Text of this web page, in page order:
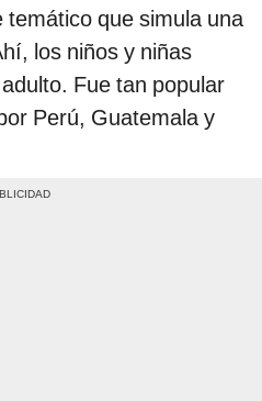
temático que simula una
los niños y niñas
Fue tan popular
Perú, Guatemala y